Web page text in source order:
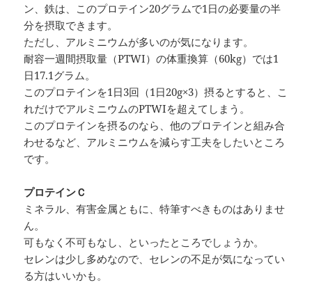
ン、鉄は、このプロテイン20グラムで1日の必要量の半
分を摂取できます。
ただし、アルミニウムが多いのが気になります。
耐容一週間摂取量（PTWI）の体重換算（60kg）では1
日17.1グラム。
このプロテインを1日3回（1日20g×3）摂るとすると、こ
れだけでアルミニウムのPTWIを超えてしまう。
このプロテインを摂るのなら、他のプロテインと組み合
わせるなど、アルミニウムを減らす工夫をしたいところ
です。
プロテインＣ
ミネラル、有害金属ともに、特筆すべきものはありませ
ん。
可もなく不可もなし、といったところでしょうか。
セレンは少し多めなので、セレンの不足が気になってい
る方はいいかも。